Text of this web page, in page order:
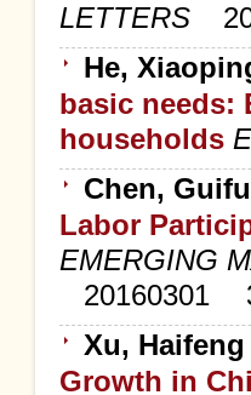
LETTERS
He,
basic needs:
households
Chen,
Labor
EMERGING
20160301
Xu, Haifeng
Growth in